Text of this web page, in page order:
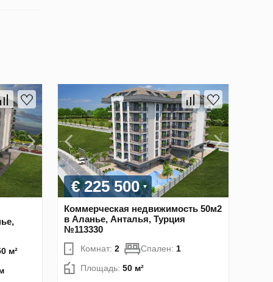
м²
€ 225 500
Коммерческая недвижимость 50м2
в Аланье, Анталья, Турция
№113330
Комнат: 2 Спален: 1
Площадь: 50 м²